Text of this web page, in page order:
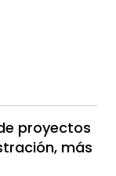
proyectos
más